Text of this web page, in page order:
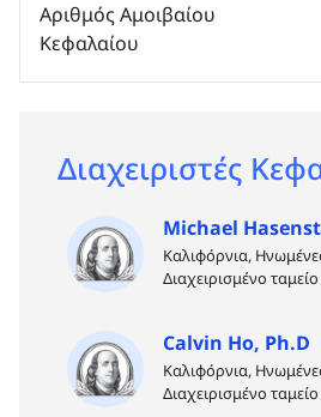
Αριθμός Αμοιβαίου
Κεφαλαίου
Διαχειριστές
Michael
Καλιφόρνια,
Διαχειρισμένο
Calvin Ho, Ph.D
Καλιφόρνια,
Διαχειρισμένο